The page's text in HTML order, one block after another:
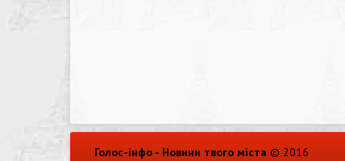
Голос-інфо - Новини твого міста © 2016